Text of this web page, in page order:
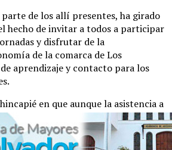
de los allí presentes, ha girado
hecho de invitar a todos a participar
y disfrutar de la
de la comarca de Los
aprendizaje y contacto para los
en que aunque la asistencia a
necesario inscribirse para la cata de
así la organización de las